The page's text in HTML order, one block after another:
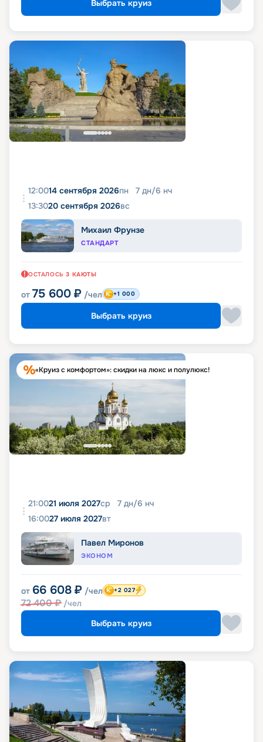
Выбрать круиз
12:0014 сентября 2026пн 7 дн/6 нч
13:3020 сентября 2026вс
Михаил Фрунзе
СТАНДАРТ
ОСТАЛОСЬ 3 КАЮТЫ
от 75 600 ₽ /чел +1 000
Выбрать круиз
«Круиз с комфортом»: скидки на люкс и полулюкс!
21:0021 июля 2027ср 7 дн/6 нч
16:0027 июля 2027вт
Павел Миронов
ЭКОНОМ
от 66 608 ₽ /чел
72 400₽ /чел
+2 027
Выбрать круиз